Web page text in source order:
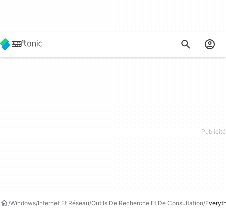
Windows Internet Et Réseau Outils De Recherche Et De Consultation